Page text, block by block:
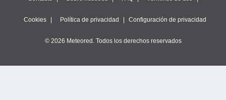
Cookies Política de privacidad Configuración de privacidad
© 2026 Meteored. Todos los derechos reservados